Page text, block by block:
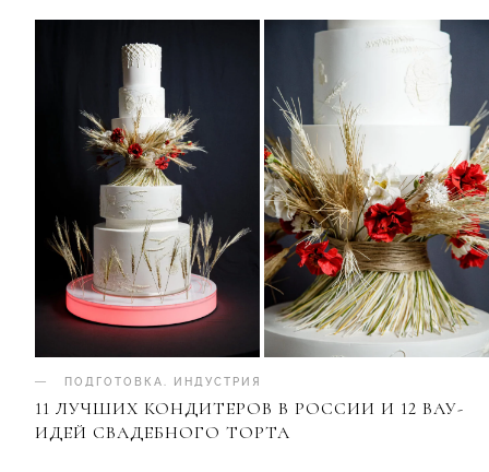
ПОДГОТОВКА ИНДУСТРИЯ
11 ЛУЧШИХ КОНДИТЕРОВ В РОССИИ И 12 ВАУ-
ИДЕЙ СВАДЕБНОГО ТОРТА